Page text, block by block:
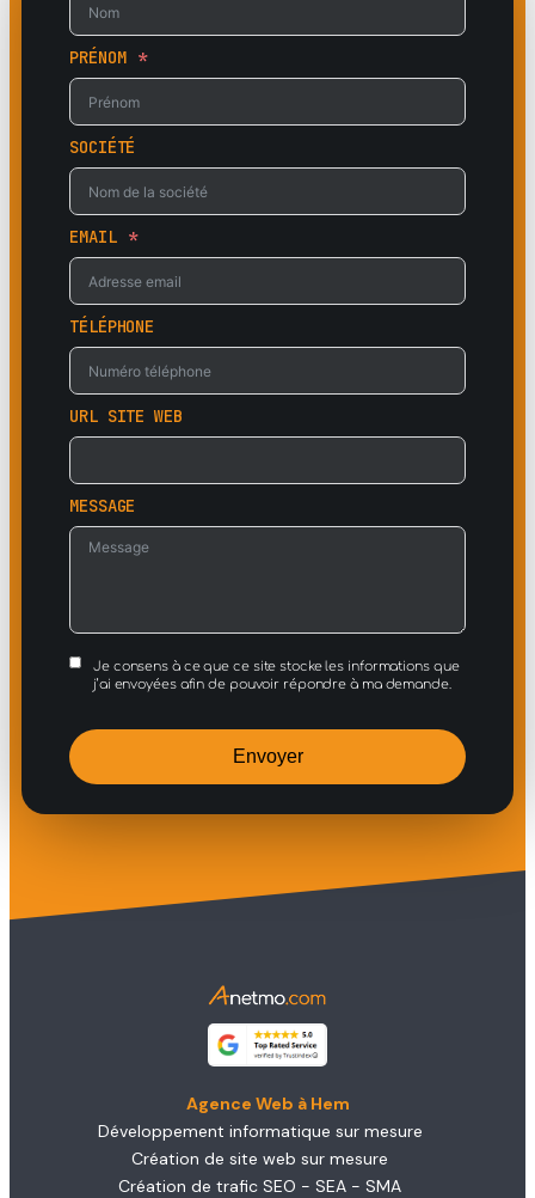
PRÉNOM
SOCIÉTÉ
EMAIL
TÉLÉPHONE
URL SITE WEB
MESSAGE
Je consens à ce que ce site stocke les informations que
j’ai envoyées afin de pouvoir répondre à ma demande.
Envoyer
Agence Web à Hem
Développement informatique sur mesure
Création de site web sur mesure
Création de trafic SEO - SEA - SMA